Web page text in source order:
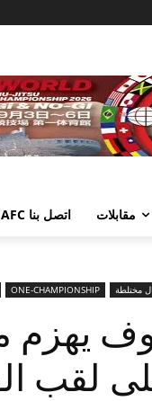
مقابلات اتصل بنا MAFC
مختلطة‏ ONE-CHAMPIONSHIP
يهزم
لقب